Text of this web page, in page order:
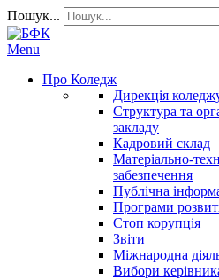
Пошук...
Menu
Про Коледж
Дирекція
Структура та
закладу
Кадровий склад
Матеріально-
забезпечення
Публічна
Програми
Стоп корупція
Звіти
Міжнародна
Вибори